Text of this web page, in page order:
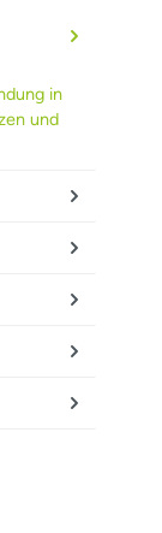
in
und